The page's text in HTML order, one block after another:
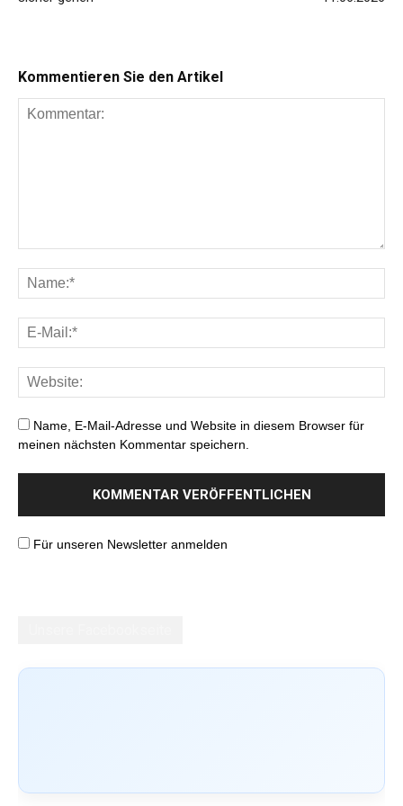
Kommentieren Sie den Artikel
Name, E-Mail-Adresse und Website in diesem Browser für
meinen nächsten Kommentar speichern.
Für unseren Newsletter anmelden